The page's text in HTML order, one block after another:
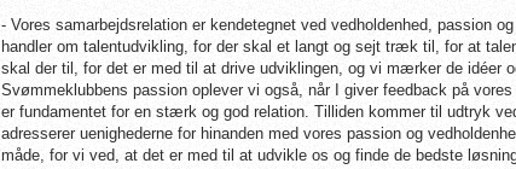
- Vores samarbejdsrelation er kendetegnet ved vedholdenhed, passion
handler om talentudvikling, for der skal et langt og sejt træk til, for at
skal der til, for det er med til at drive udviklingen, og vi mærker de idéer
Svømmeklubbens passion oplever vi også, når I giver feedback på vores
er fundamentet for en stærk og god relation. Tilliden kommer til udtryk
adresserer uenighederne for hinanden med vores passion og
måde, for vi ved, at det er med til at udvikle os og finde de bedste